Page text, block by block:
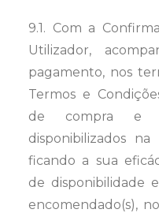
9.1. Com a
Utilizador,
pagamento, nos
Termos e
de compra e
disponibilizados na
ficando a sua
de disponibilidade
encomendado(s),